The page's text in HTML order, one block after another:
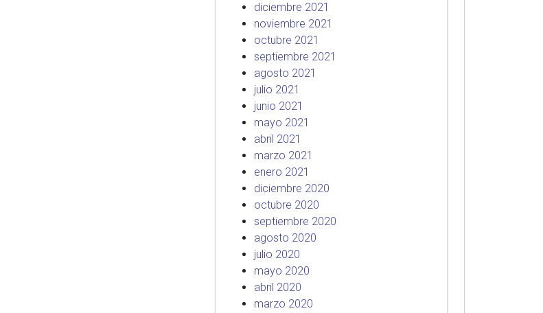
diciembre 2021
noviembre 2021
octubre 2021
septiembre 2021
agosto 2021
julio 2021
junio 2021
mayo 2021
abril 2021
marzo 2021
enero 2021
diciembre 2020
octubre 2020
septiembre 2020
agosto 2020
julio 2020
mayo 2020
abril 2020
marzo 2020